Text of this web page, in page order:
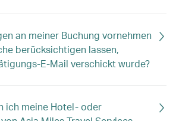
an meiner Buchung vornehmen
berücksichtigen lassen,
E-Mail verschickt wurde?
ich meine Hotel- oder